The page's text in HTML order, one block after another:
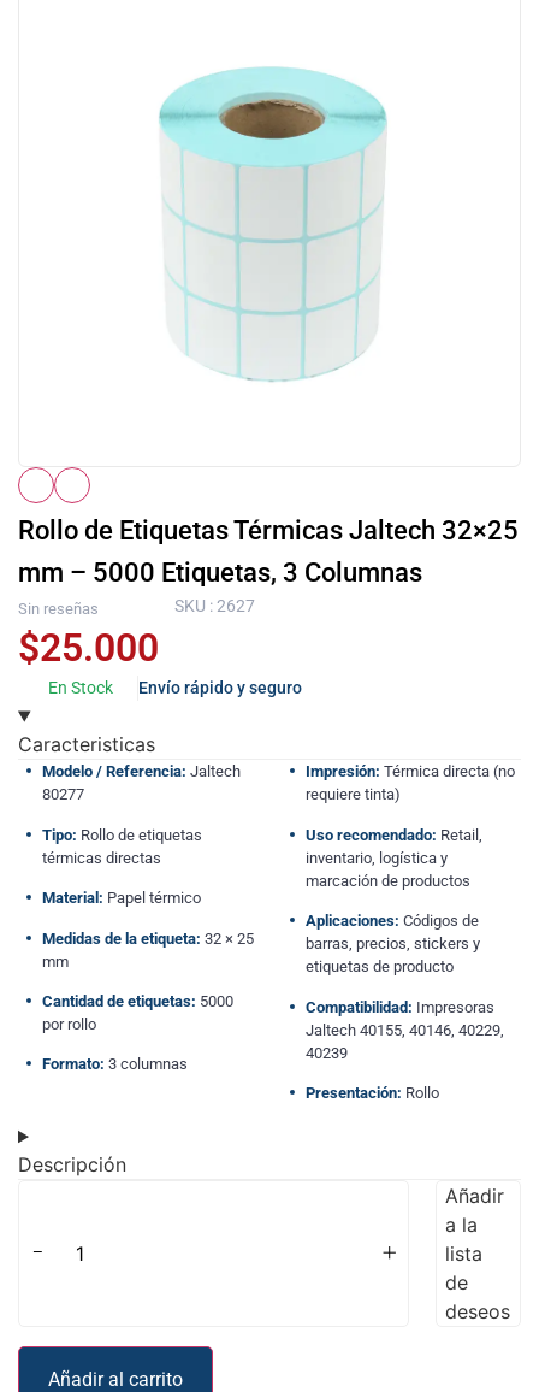
Rollo de Etiquetas Térmicas Jaltech 32×25
mm – 5000 Etiquetas, 3 Columnas
Sin reseñas SKU : 2627
$25.000
En Stock Envío rápido y seguro
Caracteristicas
Modelo / Referencia: Jaltech
80277
Tipo: Rollo de etiquetas
térmicas directas
Material: Papel térmico
Medidas de la etiqueta: 32 × 25
mm
Cantidad de etiquetas: 5000
por rollo
Formato: 3 columnas
Impresión: Térmica directa (no
requiere tinta)
Uso recomendado: Retail,
inventario, logística y
marcación de productos
Aplicaciones: Códigos de
barras, precios, stickers y
etiquetas de producto
Compatibilidad: Impresoras
Jaltech 40155, 40146, 40229,
40239
Presentación: Rollo
Descripción
- +
Añadir al carrito
Añadir
a la
lista
de
deseos